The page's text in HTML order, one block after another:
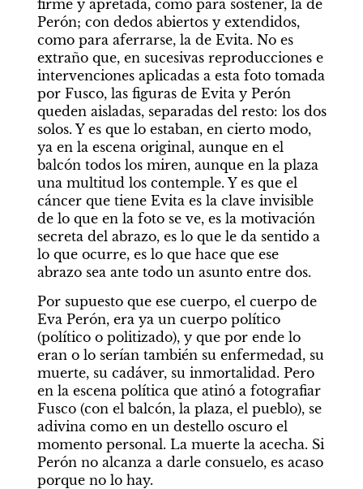
firme y apretada, como para sostener, la de
Perón; con dedos abiertos y extendidos,
como para aferrarse, la de Evita. No es
extraño que, en sucesivas reproducciones e
intervenciones aplicadas a esta foto tomada
por Fusco, las figuras de Evita y Perón
queden aisladas, separadas del resto: los dos
solos. Y es que lo estaban, en cierto modo,
ya en la escena original, aunque en el
balcón todos los miren, aunque en la plaza
una multitud los contemple. Y es que el
cáncer que tiene Evita es la clave invisible
de lo que en la foto se ve, es la motivación
secreta del abrazo, es lo que le da sentido a
lo que ocurre, es lo que hace que ese
abrazo sea ante todo un asunto entre dos.
Por supuesto que ese cuerpo, el cuerpo de
Eva Perón, era ya un cuerpo político
(político o politizado), y que por ende lo
eran o lo serían también su enfermedad, su
muerte, su cadáver, su inmortalidad. Pero
en la escena política que atinó a fotografiar
Fusco (con el balcón, la plaza, el pueblo), se
adivina como en un destello oscuro el
momento personal. La muerte la acecha. Si
Perón no alcanza a darle consuelo, es acaso
porque no lo hay.